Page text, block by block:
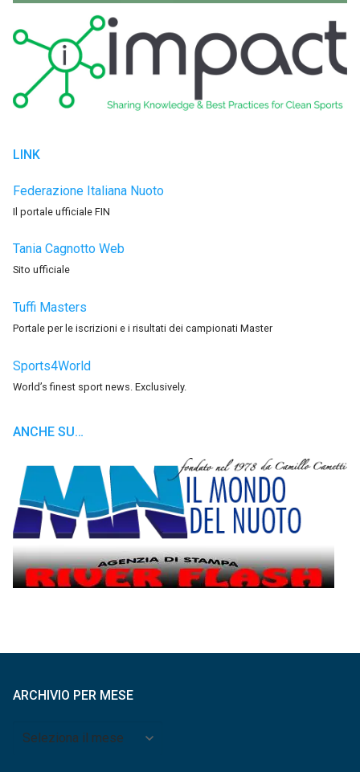
LINK
Federazione Italiana Nuoto
Il portale ufficiale FIN
Tania Cagnotto Web
Sito ufficiale
Tuffi Masters
Portale per le iscrizioni e i risultati dei campionati Master
Sports4World
World’s finest sport news. Exclusively.
ANCHE SU…
ARCHIVIO PER MESE
Archivio